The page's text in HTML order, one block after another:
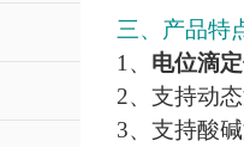
三、产品特
1、 电位滴
2、支持动
3、支持酸